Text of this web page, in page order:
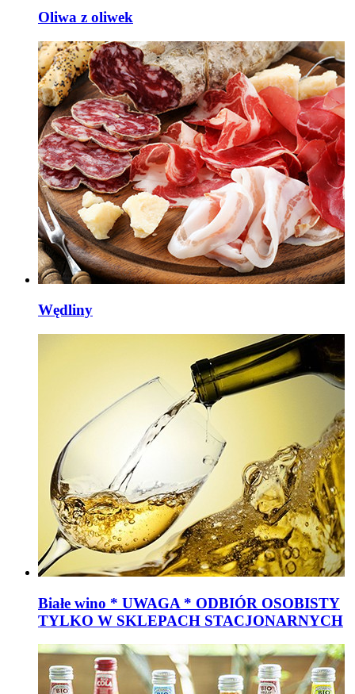
Oliwa z oliwek
Wędliny
Białe wino * UWAGA * ODBIÓR OSOBISTY
TYLKO W SKLEPACH STACJONARNYCH